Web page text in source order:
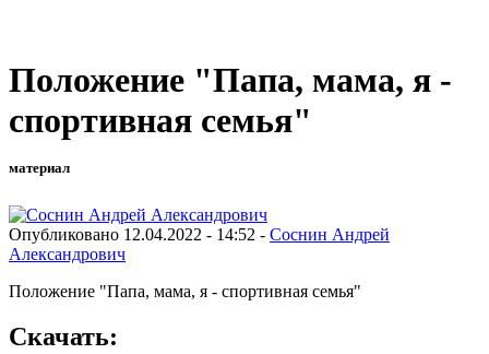
Положение "Папа, мама, я -
спортивная семья"
материал
Опубликовано 12.04.2022 - 14:52 - Соснин Андрей
Александрович
Положение "Папа, мама, я - спортивная семья"
Скачать: